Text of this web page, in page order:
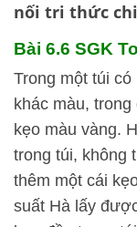
nối tri thức
Bài 6.6 SGK
Trong một túi
khác màu,
kẹo màu vàng.
trong túi, không
thêm một cái
suất Hà lấy